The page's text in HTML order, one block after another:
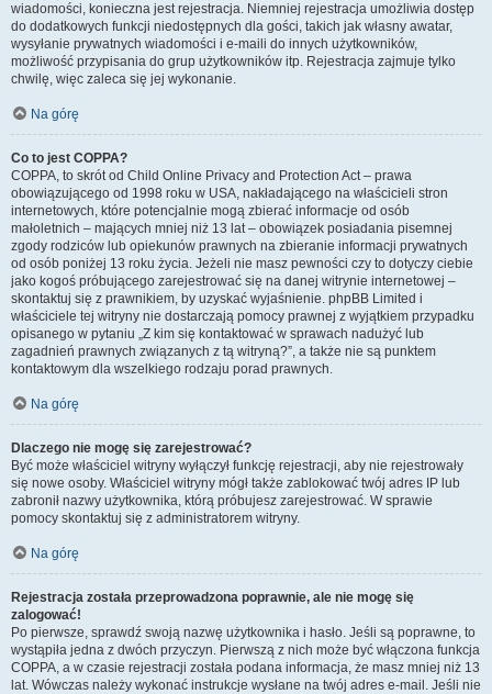
wiadomości, konieczna jest rejestracja. Niemniej rejestracja umożliwia dostęp
do dodatkowych funkcji niedostępnych dla gości, takich jak własny awatar,
wysyłanie prywatnych wiadomości i e-maili do innych użytkowników,
możliwość przypisania do grup użytkowników itp. Rejestracja zajmuje tylko
chwilę, więc zaleca się jej wykonanie.
Na górę
Co to jest COPPA?
COPPA, to skrót od Child Online Privacy and Protection Act – prawa
obowiązującego od 1998 roku w USA, nakładającego na właścicieli stron
internetowych, które potencjalnie mogą zbierać informacje od osób
małoletnich – mających mniej niż 13 lat – obowiązek posiadania pisemnej
zgody rodziców lub opiekunów prawnych na zbieranie informacji prywatnych
od osób poniżej 13 roku życia. Jeżeli nie masz pewności czy to dotyczy ciebie
jako kogoś próbującego zarejestrować się na danej witrynie internetowej –
skontaktuj się z prawnikiem, by uzyskać wyjaśnienie. phpBB Limited i
właściciele tej witryny nie dostarczają pomocy prawnej z wyjątkiem przypadku
opisanego w pytaniu „Z kim się kontaktować w sprawach nadużyć lub
zagadnień prawnych związanych z tą witryną?”, a także nie są punktem
kontaktowym dla wszelkiego rodzaju porad prawnych.
Na górę
Dlaczego nie mogę się zarejestrować?
Być może właściciel witryny wyłączył funkcję rejestracji, aby nie rejestrowały
się nowe osoby. Właściciel witryny mógł także zablokować twój adres IP lub
zabronił nazwy użytkownika, którą próbujesz zarejestrować. W sprawie
pomocy skontaktuj się z administratorem witryny.
Na górę
Rejestracja została przeprowadzona poprawnie, ale nie mogę się
zalogować!
Po pierwsze, sprawdź swoją nazwę użytkownika i hasło. Jeśli są poprawne, to
wystąpiła jedna z dwóch przyczyn. Pierwszą z nich może być włączona funkcja
COPPA, a w czasie rejestracji została podana informacja, że masz mniej niż 13
lat. Wówczas należy wykonać instrukcje wysłane na twój adres e-mail. Jeśli nie